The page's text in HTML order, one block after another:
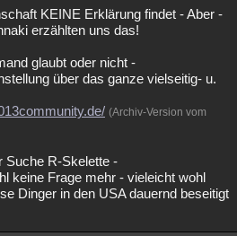
KEINE Erklärung findet - Aber -
erzählten uns das!
glaubt oder nicht -
über das ganze vielseitig- u.
(Archiv-Version vom
Suche R-Skelette -
keine Frage mehr - vieleicht wohl
Dinger in den USA dauernd beseitigt